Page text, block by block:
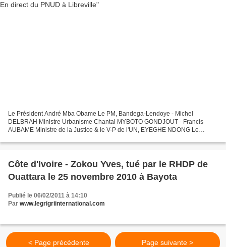
Le Président André Mba Obame Le PM, Bandega-Lendoye - Michel
DELBRAH Ministre Urbanisme Chantal MYBOTO GONDJOUT - Francis
AUBAME Ministre de la Justice & le V-P de l'UN, EYEGHE NDONG Le
Côte d'Ivoire - Zokou Yves, tué par le RHDP de
Ouattara le 25 novembre 2010 à Bayota
Publié le 06/02/2011 à 14:10
Par www.legrigriinternational.com
< Page précédente Page suivante >